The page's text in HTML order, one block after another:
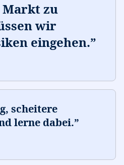
Markt zu
wir
eingehen.”
scheitere
lerne dabei.”